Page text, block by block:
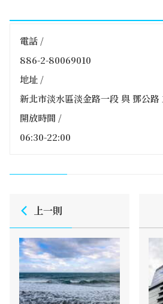
電話 /
886-2-80069010
地址 /
新北市淡水區淡金路一段 與 鄧公路
開放時間 /
06:30-22:00
上一則